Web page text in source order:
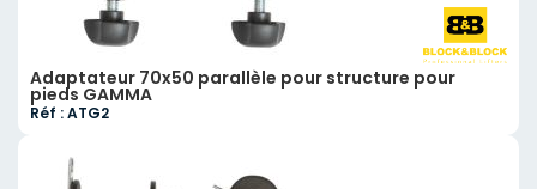
Adaptateur 70x50 parallèle pour structure pour
pieds GAMMA
Réf : ATG2